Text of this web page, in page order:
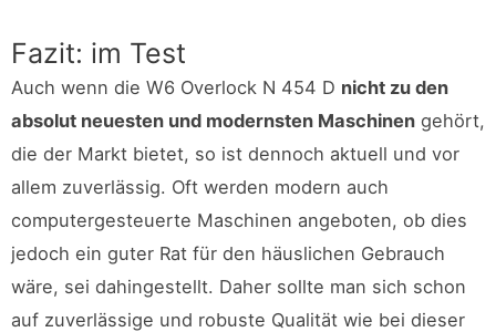
Fazit: im Test
Auch wenn die W6 Overlock N 454 D nicht zu den
absolut neuesten und modernsten Maschinen gehört,
die der Markt bietet, so ist dennoch aktuell und vor
allem zuverlässig. Oft werden modern auch
computergesteuerte Maschinen angeboten, ob dies
jedoch ein guter Rat für den häuslichen Gebrauch
wäre, sei dahingestellt. Daher sollte man sich schon
auf zuverlässige und robuste Qualität wie bei dieser